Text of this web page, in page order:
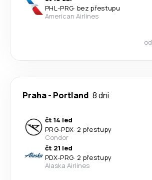
PHL-PRG· bez přestupu
American Airlines
od
Praha- Portland 8 dni
čt 14 led
PRG-PDX· 2 přestupy
Condor
čt 21 led
PDX-PRG· 2 přestupy
Alaska Airlines